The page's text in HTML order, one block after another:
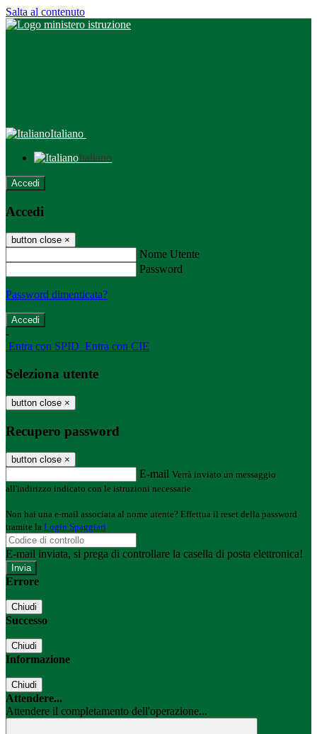
Salta al contenuto
Italiano
Italiano
Accedi
Accedi
button close ×
Nome Utente
Password
Password dimenticata?
-
Entra con SPID Entra con CIE
Seleziona utente
button close ×
Recupero password
button close ×
E-mail Verrà inviato un messaggio
all'indirizzo indicato con le istruzioni necessarie.
Non hai una e-mail associata al nome utente? Effettua il reset della password
tramite la Login Spaggiari
E-mail inviata, si prega di controllare la casella di posta elettronica!
Errore
Chiudi
Successo
Chiudi
Informazione
Chiudi
Attendere...
Attendere il completamento dell'operazione...